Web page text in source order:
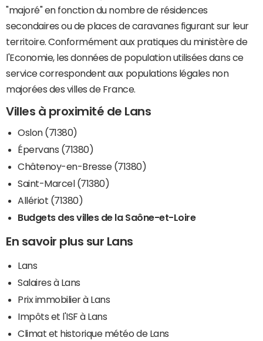
"majoré" en fonction du nombre de résidences
secondaires ou de places de caravanes figurant sur leur
territoire. Conformément aux pratiques du ministère de
l'Economie, les données de population utilisées dans ce
service correspondent aux populations légales non
majorées des villes de France.
Villes à proximité de Lans
Oslon (71380)
Épervans (71380)
Châtenoy-en-Bresse (71380)
Saint-Marcel (71380)
Allériot (71380)
Budgets des villes de la Saône-et-Loire
En savoir plus sur Lans
Lans
Salaires à Lans
Prix immobilier à Lans
Impôts et l'ISF à Lans
Climat et historique météo de Lans